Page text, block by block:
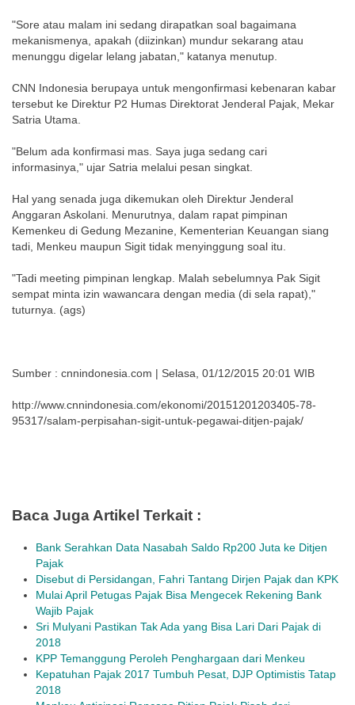
"Sore atau malam ini sedang dirapatkan soal bagaimana
mekanismenya, apakah (diizinkan) mundur sekarang atau
menunggu digelar lelang jabatan," katanya menutup.
CNN Indonesia berupaya untuk mengonfirmasi kebenaran kabar
tersebut ke Direktur P2 Humas Direktorat Jenderal Pajak, Mekar
Satria Utama.
"Belum ada konfirmasi mas. Saya juga sedang cari
informasinya," ujar Satria melalui pesan singkat.
Hal yang senada juga dikemukan oleh Direktur Jenderal
Anggaran Askolani. Menurutnya, dalam rapat pimpinan
Kemenkeu di Gedung Mezanine, Kementerian Keuangan siang
tadi, Menkeu maupun Sigit tidak menyinggung soal itu.
"Tadi meeting pimpinan lengkap. Malah sebelumnya Pak Sigit
sempat minta izin wawancara dengan media (di sela rapat),"
tuturnya. (ags)
Sumber : cnnindonesia.com | Selasa, 01/12/2015 20:01 WIB
http://www.cnnindonesia.com/ekonomi/20151201203405-78-
95317/salam-perpisahan-sigit-untuk-pegawai-ditjen-pajak/
Baca Juga Artikel Terkait :
Bank Serahkan Data Nasabah Saldo Rp200 Juta ke Ditjen
Pajak
Disebut di Persidangan, Fahri Tantang Dirjen Pajak dan KPK
Mulai April Petugas Pajak Bisa Mengecek Rekening Bank
Wajib Pajak
Sri Mulyani Pastikan Tak Ada yang Bisa Lari Dari Pajak di
2018
KPP Temanggung Peroleh Penghargaan dari Menkeu
Kepatuhan Pajak 2017 Tumbuh Pesat, DJP Optimistis Tatap
2018